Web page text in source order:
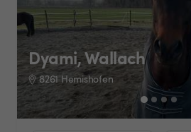
Dyami, Wallach
8261 Hemishofen